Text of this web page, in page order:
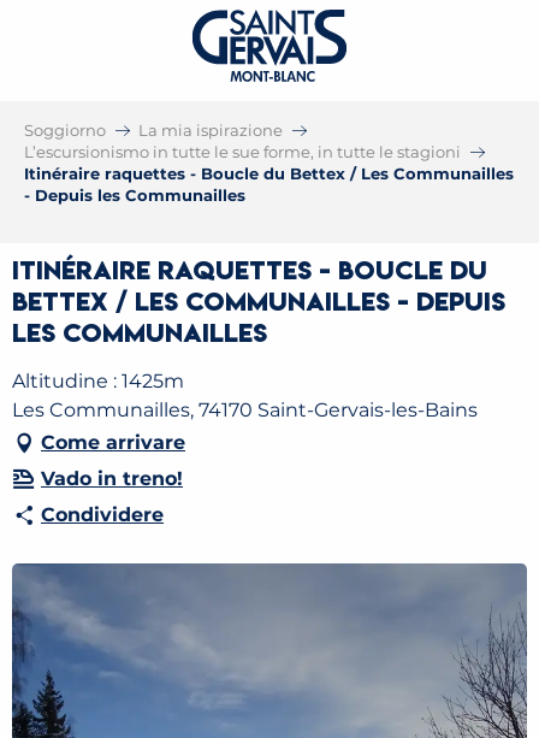
Soggiorno
La mia ispirazione
L’escursionismo in tutte le sue forme, in tutte le stagioni
Itinéraire raquettes - Boucle du Bettex / Les Communailles
- Depuis les Communailles
Itinéraire raquettes - Boucle du
Bettex / Les Communailles - Depuis
les Communailles
Altitudine : 1425m
Les Communailles, 74170 Saint-Gervais-les-Bains
Come arrivare
Vado in treno!
Condividere